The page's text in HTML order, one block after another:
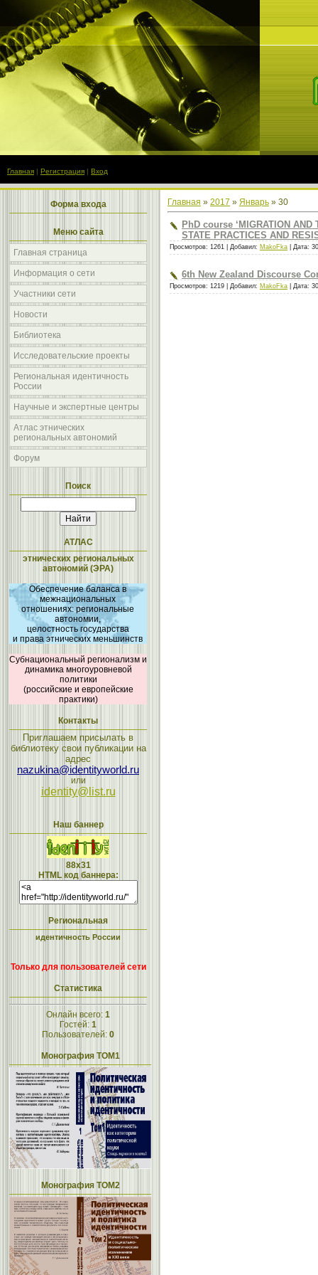
Главная | Регистрация | Вход
Форма входа
Меню сайта
Главная страница
Информация о сети
Участники сети
Новости
Библиотека
Исследовательские проекты
Региональная идентичность
России
Научные и экспертные центры
Атлас этнических
региональных автономий
Форум
Поиск
АТЛАС
этнических региональных
автономий (ЭРА)
Обеспечение баланса в
межнациональных
отношениях: региональные
автономии,
целостность государства
и права этнических меньшинств
Субнациональный регионализм и
динамика многоуровневой
политики
(российские и европейские
практики)
Контакты
Приглашаем присылать в
библиотеку свои публикации на
адрес
nazukina@identityworld.ru
или
identity@list.ru
Наш баннер
88x31
HTML код баннера:
Региональная
идентичность России
Только для пользователей сети
Статистика
Онлайн всего: 1
Гостей: 1
Пользователей: 0
Монография ТОМ1
Монография ТОМ2
Главная » 2017 » Январь » 30
PhD course ‘MIGRATION AND
STATE PRACTICES AND
Просмотров: 1261 | Добавил: MakoFka | Дата:
6th New Zealand Discourse
Просмотров: 1219 | Добавил: MakoFka | Дата: